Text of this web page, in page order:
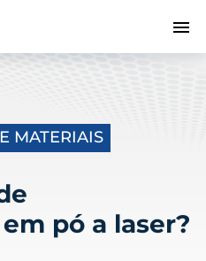
MATERIAIS
pó a laser?